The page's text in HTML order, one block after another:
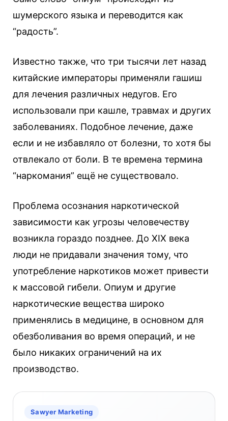
шумерского языка и переводится как
“радость”.
Известно также, что три тысячи лет назад
китайские императоры применяли гашиш
для лечения различных недугов. Его
использовали при кашле, травмах и других
заболеваниях. Подобное лечение, даже
если и не избавляло от болезни, то хотя бы
отвлекало от боли. В те времена термина
“наркомания” ещё не существовало.
Проблема осознания наркотической
зависимости как угрозы человечеству
возникла гораздо позднее. До XIX века
люди не придавали значения тому, что
употребление наркотиков может привести
к массовой гибели. Опиум и другие
наркотические вещества широко
применялись в медицине, в основном для
обезболивания во время операций, и не
было никаких ограничений на их
производство.
Sawyer Marketing